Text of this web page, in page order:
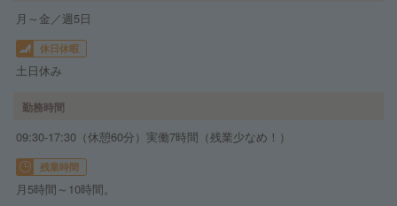
月～金／週5日
休日休暇
土日休み
勤務時間
09:30-17:30（休憩60分）実働7時間（残業少なめ！）
残業時間
月5時間～10時間。